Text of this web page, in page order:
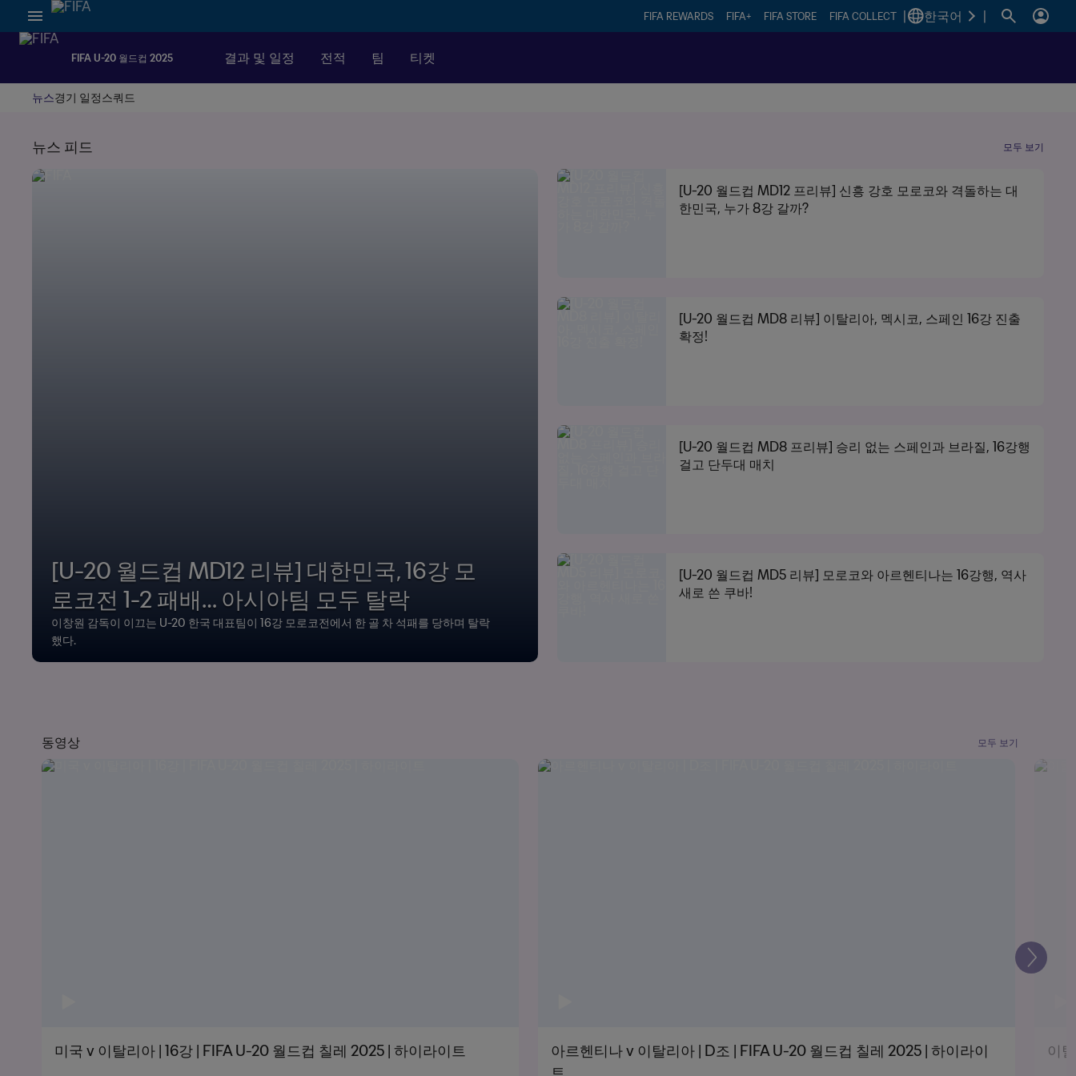
FIFA REWARDS FIFA+ FIFA STORE FIFA COLLECT 한국어
FIFA U-20 월드컵 2025 결과 및 일정 전적 팀 티켓
뉴스경기 일정스쿼드
뉴스 피드 모두 보기
[U-20 월드컵 MD12 리뷰] 대한민국, 16강 모
로코전 1-2 패배… 아시아팀 모두 탈락
이창원 감독이 이끄는 U-20 한국 대표팀이 16강 모로코전에서 한 골 차 석패를 당하며 탈락
했다.
[U-20 월드컵 MD12 프리뷰] 신흥 강호 모로코와 격돌하는 대
한민국, 누가 8강 갈까?
[U-20 월드컵 MD8 리뷰] 이탈리아, 멕시코, 스페인 16강 진출
확정!
[U-20 월드컵 MD8 프리뷰] 승리 없는 스페인과 브라질, 16강행
걸고 단두대 매치
[U-20 월드컵 MD5 리뷰] 모로코와 아르헨티나는 16강행, 역사
새로 쓴 쿠바!
동영상 모두 보기
미국 v 이탈리아 | 16강 | FIFA U-20 월드컵 칠레 2025 | 하이라이트
아르헨티나 v 이탈리아 | D조 | FIFA U-20 월드컵 칠레 2025 | 하이라이
이
다
음